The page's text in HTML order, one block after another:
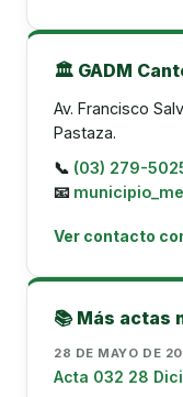
🏛️ GADM
Av. Francisco
Pastaza.
📞 (03) 279-
📧
Ver contacto
📚 Más actas
28 DE MAYO DE
Acta 032 28